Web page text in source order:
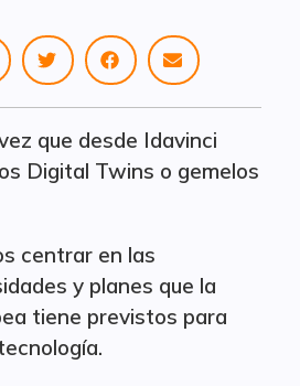
que desde Idavinci
Digital Twins o gemelos
centrar en las
y planes que la
tiene previstos para